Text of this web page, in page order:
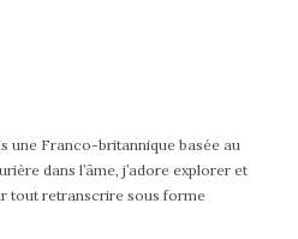
une Franco-britannique basée au
dans l’âme, j’adore explorer et
tout retranscrire sous forme